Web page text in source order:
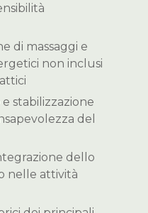
di massaggi e
non inclusi
stabilizzazione
del
dello
nelle attività